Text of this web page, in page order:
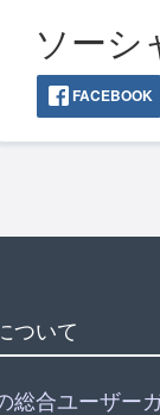
ソーシ
FACEBOOK
ついて
総合ユーザー